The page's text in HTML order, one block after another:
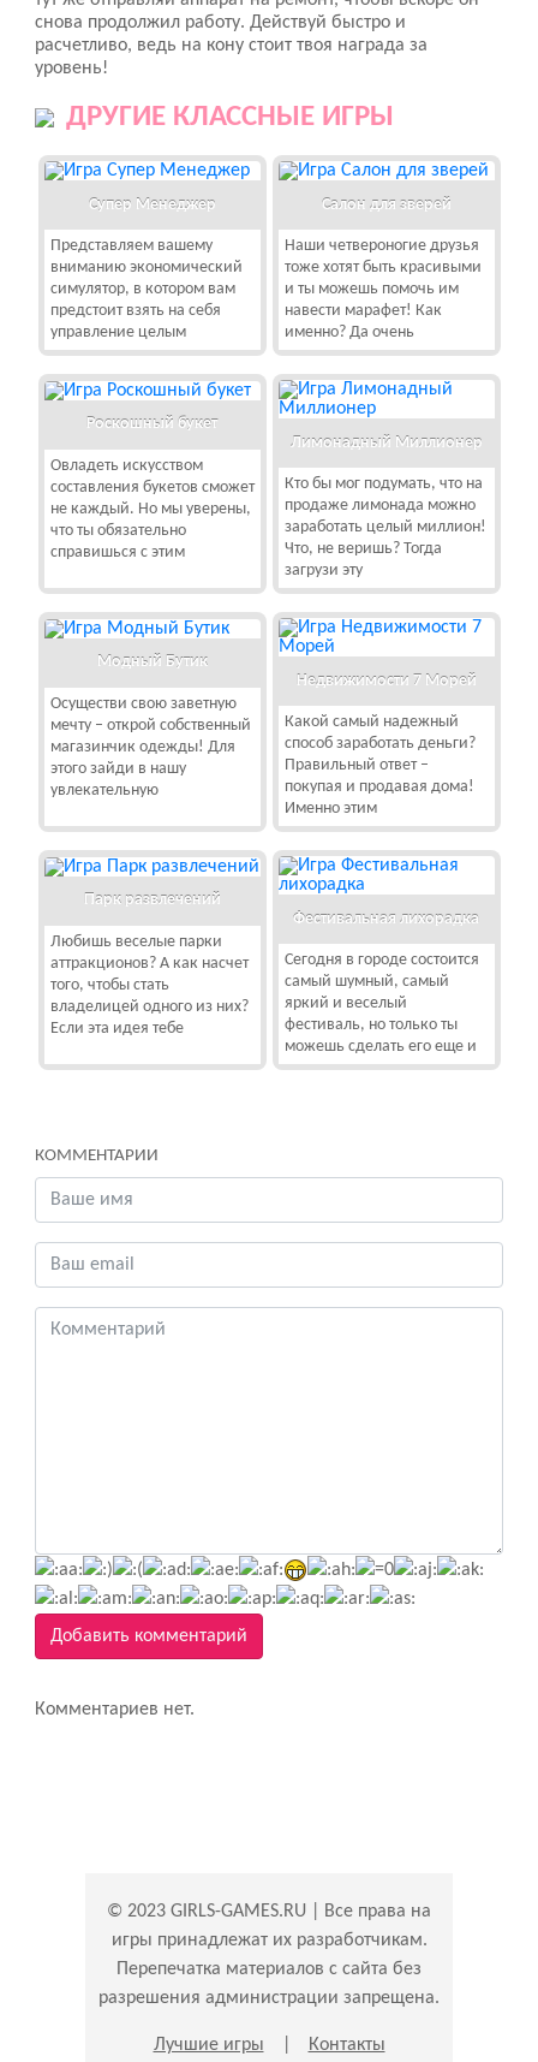
снова продолжил работу. Действуй быстро и
расчетливо, ведь на кону стоит твоя награда за
уровень!
ДРУГИЕ КЛАССНЫЕ ИГРЫ
Супер Менеджер
Представляем вашему
вниманию экономический
симулятор, в котором вам
предстоит взять на себя
управление целым
Салон для зверей
Наши четвероногие друзья
тоже хотят быть красивыми
и ты можешь помочь им
навести марафет! Как
именно? Да очень
Роскошный букет
Овладеть искусством
составления букетов сможет
не каждый. Но мы уверены,
что ты обязательно
справишься с этим
Лимонадный Миллионер
Кто бы мог подумать, что на
продаже лимонада можно
заработать целый миллион!
Что, не веришь? Тогда
загрузи эту
Модный Бутик
Осуществи свою заветную
мечту – открой собственный
магазинчик одежды! Для
этого зайди в нашу
увлекательную
Недвижимости 7 Морей
Какой самый надежный
способ заработать деньги?
Правильный ответ –
покупая и продавая дома!
Именно этим
Парк развлечений
Любишь веселые парки
аттракционов? А как насчет
того, чтобы стать
владелицей одного из них?
Если эта идея тебе
Фестивальная лихорадка
Сегодня в городе состоится
самый шумный, самый
яркий и веселый
фестиваль, но только ты
можешь сделать его еще и
КОММЕНТАРИИ
Добавить комментарий
Комментариев нет.
© 2023 GIRLS-GAMES.RU | Все права на
игры принадлежат их разработчикам.
Перепечатка материалов с сайта без
разрешения администрации запрещена.
Лучшие игры Контакты